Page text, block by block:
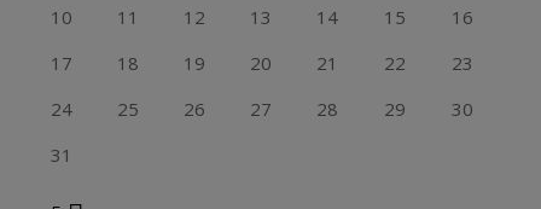
10
11 12 13 14 15
16
17
18 19 20 21 22
23
24
25 26 27 28 29
30
31